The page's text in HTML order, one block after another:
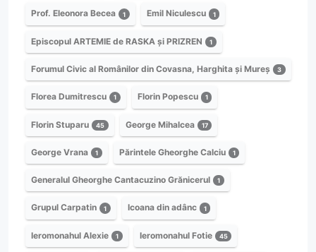
Prof. Eleonora Becea 1 Emil Niculescu 1
Episcopul ARTEMIE de RASKA și PRIZREN 1
Forumul Civic al Românilor din Covasna, Harghita și Mureș 3
Florea Dumitrescu 1 Florin Popescu 1
Florin Stuparu 45 George Mihalcea 17
George Vrana 1 Părintele Gheorghe Calciu 1
Generalul Gheorghe Cantacuzino Grănicerul 1
Grupul Carpatin 1 Icoana din adânc 1
Ieromonahul Alexie 1 Ieromonahul Fotie 45